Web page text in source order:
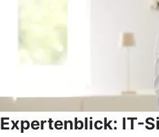
Expertenblick: IT-